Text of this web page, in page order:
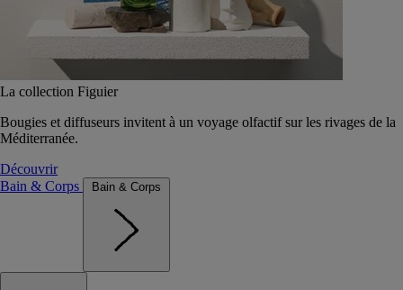
La collection Figuier
Bougies et diffuseurs invitent à un voyage olfactif sur les rivages de la
Méditerranée.
Découvrir
Bain & Corps
Bain & Corps